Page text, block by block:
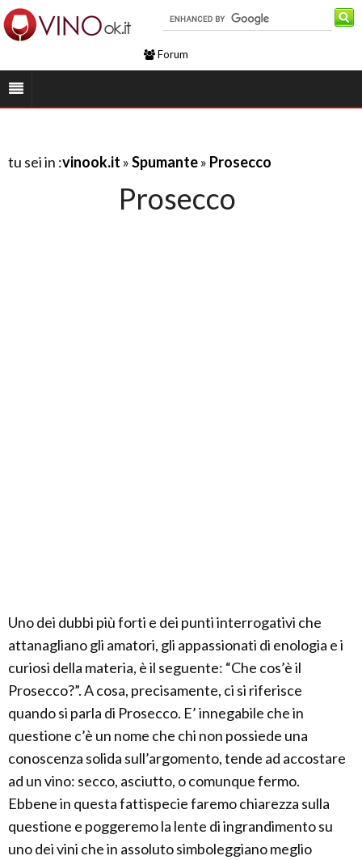
Forum
tu sei in :vinook.it »Spumante» Prosecco
Prosecco
Uno dei dubbi più forti e dei punti interrogativi che
attanagliano gli amatori, gli appassionati di enologia e i
curiosi della materia, è il seguente: “Che cos’è il
Prosecco?”. A cosa, precisamente, ci si riferisce
quando si parla di Prosecco. E’ innegabile che in
questione c’è un nome che chi non possiede una
conoscenza solida sull’argomento, tende ad accostare
ad un vino: secco, asciutto, o comunque fermo.
Ebbene in questa fattispecie faremo chiarezza sulla
questione e poggeremo la lente di ingrandimento su
uno dei vini che in assoluto simboleggiano meglio